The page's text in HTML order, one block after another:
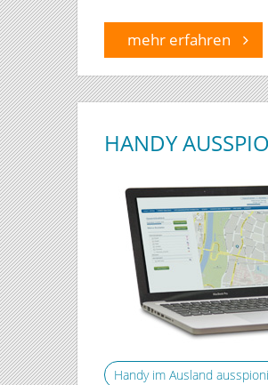
mehr erfahren
HANDY
Handy im Ausland